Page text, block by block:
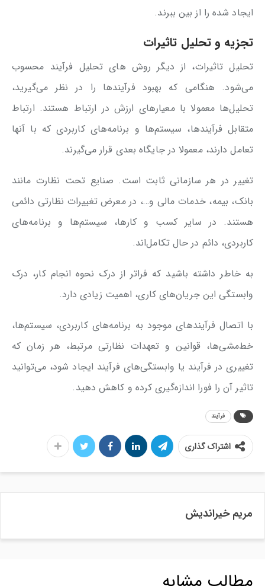
ایجاد شده را از بین ببرند.
تجزیه و تحلیل تاثیرات
تحلیل تاثیرات، از دیگر روش های تحلیل فرآیند محسوب
می‌شود. هنگامی که بهبود فرآیندها را در نظر می‌گیرید،
تحلیل‌ها معمولا با معیارهای ارزش در ارتباط هستند. ارتباط
متقابل فرآیندها، سیستم‌ها و برنامه‌های کاربردی که با آنها
تعامل دارند، معمولا در جایگاه بعدی قرار می‌گیرند.
تغییر در هر سازمانی ثابت است. صنایع تحت نظارت مانند
بانک، بیمه، خدمات مالی و…، در معرض تغییرات نظارتی دائمی
هستند. در سایر کسب و کارها، سیستم‌ها و برنامه‌های
کاربردی، دائم در حال تکامل‌اند.
به خاطر داشته باشید که فراتر از درک نحوه انجام کار، درک
وابستگی‌ این جریان‌های کاری، اهمیت زیادی دارد.
با اتصال فرآیندهای موجود به برنامه‌های کاربردی، سیستم‌ها،
خط‌مشی‌ها، قوانین و تعهدات نظارتی مرتبط، هر زمان که
تغییری در فرآیند یا وابستگی‌های فرآیند ایجاد شود، می‌توانید
تاثیر آن را فورا اندازه‌گیری کرده و کاهش دهید.
فرآیند
اشتراک گذاری
مریم خیراندیش